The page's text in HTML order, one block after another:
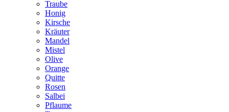
Traube
Honig
Kirsche
Kräuter
Mandel
Mistel
Olive
Orange
Quitte
Rosen
Salbei
Pflaume